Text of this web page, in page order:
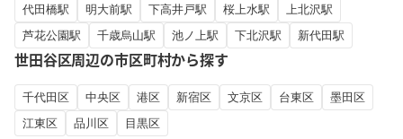
代田橋駅 明大前駅 下高井戸駅 桜上水駅
上北沢駅
芦花公園駅
千歳烏山駅 池ノ上駅 下北沢駅 新代田駅
世田谷区周辺の市区町村から探す
千代田区 中央区 港区 新宿区 文京区 台東区
墨田区
江東区
品川区 目黒区